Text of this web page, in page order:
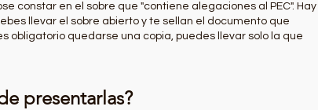
constar en el sobre que "contiene alegaciones al PEC". Hay
llevar el sobre abierto y te sellan el documento que
obligatorio quedarse una copia, puedes llevar solo la que
presentarlas?